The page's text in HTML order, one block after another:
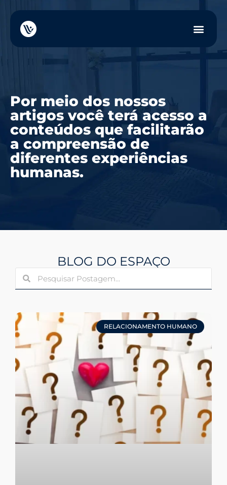
Por meio dos nossos
artigos você terá acesso a
conteúdos que facilitarão
a compreensão de
diferentes experiências
humanas.
BLOG DO ESPAÇO
RELACIONAMENTO HUMANO